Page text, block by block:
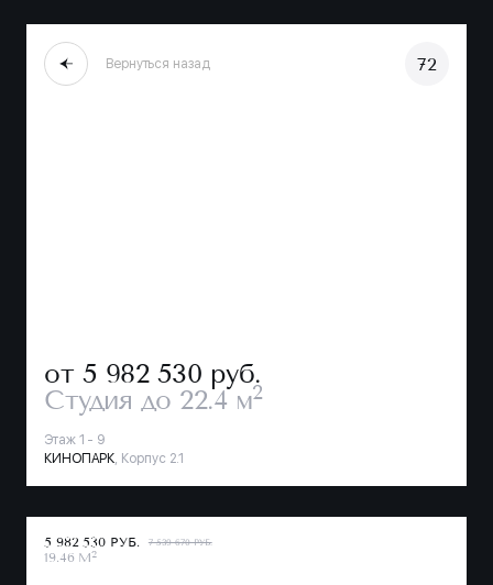
Вернуться назад 72
от 5 982 530 руб.
Студия до 22.4 м2
Этаж 1 - 9
КИНОПАРК, Корпус 2.1
5 982 530 РУБ. 7 539 670 РУБ.
19.46 М2